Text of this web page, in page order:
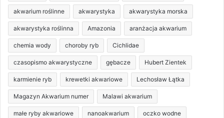
akwarium roślinne akwarystyka akwarystyka morska
akwarystyka roślinna Amazonia aranżacja akwarium
chemia wody choroby ryb Cichlidae
czasopismo akwarystyczne gębacze Hubert Zientek
karmienie ryb krewetki akwariowe Lechosław Łątka
Magazyn Akwarium numer Malawi akwarium
małe ryby akwariowe nanoakwarium oczko wodne